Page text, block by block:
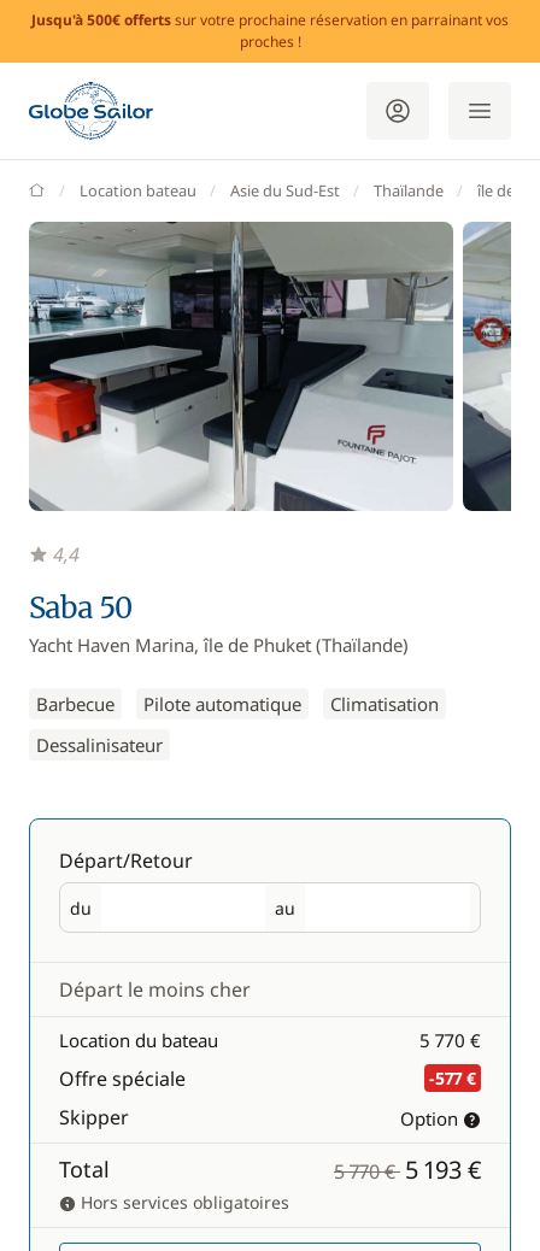
Jusqu'à 500€ offertssur votre prochaine réservation en parrainant vos
proches !
GlobeSailor
Location bateau Asie du Sud-Est Thaïlande île de
Saba 50
Yacht Haven Marina, île de Phuket (Thaïlande)
Barbecue Pilote automatique
Climatisation
Dessalinisateur
4,4
Départ/Retour
du
Départ au
Retour
Départ le moins cher
Location du bateau 5 770 €
Offre spéciale -577 €
Skipper Option
Total 5 770 € 5 193 €
Hors services obligatoires